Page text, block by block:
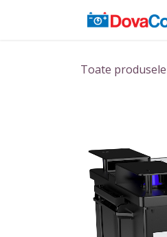
Toate produsele